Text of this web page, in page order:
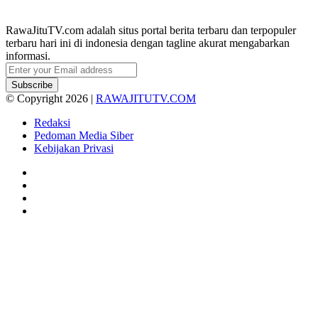
RawaJituTV.com adalah situs portal berita terbaru dan terpopuler
terbaru hari ini di indonesia dengan tagline akurat mengabarkan
informasi.
Enter
your
Email
address
© Copyright 2026 | RAWAJITUTV.COM
Redaksi
Pedoman Media Siber
Kebijakan Privasi